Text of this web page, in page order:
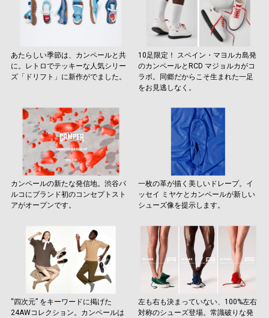
あたらしい季節は、カンペールと共
に。レトロでテッキーな人気シリー
ズ「ドリフト」に新作がでました。
10足限定！ スペイン・マヨルカ島発
のカンペールとRCD マジョルカがコ
ラボ。同郷だからこそ生まれた一足
をお見逃しなく。
カンペールの新たな発信地。渋谷パ
ルコにブランド初のコンセプトスト
アがオープンです。
一枚の革が描く美しいドレープ。イ
ッセイ ミヤケとカンペールが新しい
シューズ像を提示します。
“四次元” をキーワードに掲げた
24AWコレクション。カンペールは
左も右も決まっていない、100%左右
対称のシューズ登場。常識破りな発